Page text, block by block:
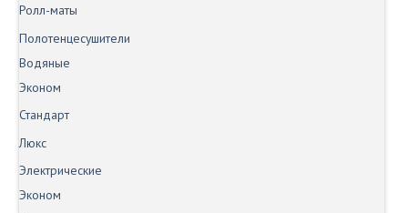
Ролл-маты
Полотенцесушители
Водяные
Эконом
Стандарт
Люкс
Электрические
Эконом